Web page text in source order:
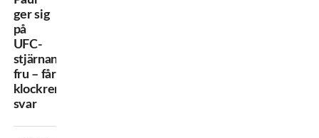
ger sig
på
UFC-
stjärnans
fru – får
klockrent
svar